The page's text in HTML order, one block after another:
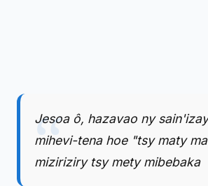
Jesoa ô, hazavao ny
mihevi-tena hoe "tsy maty
miziriziry tsy mety mibebaka